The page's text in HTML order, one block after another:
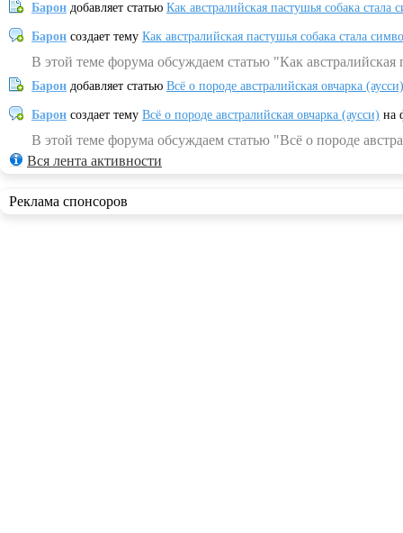
Барон добавляет статью Как австралийская пастушья собака
Барон создает тему Как австралийская пастушья собака стала
В этой теме форума обсуждаем статью "Как
Барон добавляет статью Всё о породе австралийская овчарка (аусси)
Барон создает тему Всё о породе австралийская овчарка (аусси) на
В этой теме форума обсуждаем статью "Всё о породе
Вся лента активности
Реклама спонсоров